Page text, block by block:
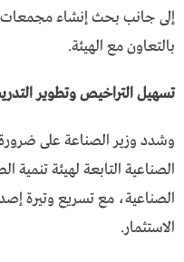
إلى جانب بحث إنشاء مجمعات
بالتعاون مع الهيئة.
تسهيل التراخيص وتطوير
وشدد وزير الصناعة على
الصناعية التابعة لهيئة تنمية
الصناعية، مع تسريع وتيرة
الاستثمار.